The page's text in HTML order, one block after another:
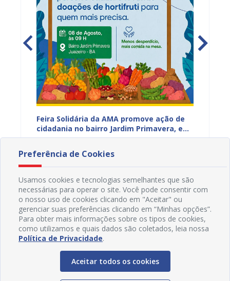
Feira Solidária da AMA promove ação de
cidadania no bairro Jardim Primavera, em
Juazeiro
Preferência de Cookies
Usamos cookies e tecnologias semelhantes que são
necessárias para operar o site. Você pode consentir com
o nosso uso de cookies clicando em "Aceitar" ou
gerenciar suas preferências clicando em “Minhas opções”.
Para obter mais informações sobre os tipos de cookies,
como utilizamos e quais dados são coletados, leia nossa
Política de Privacidade.
Aceitar todos os cookies